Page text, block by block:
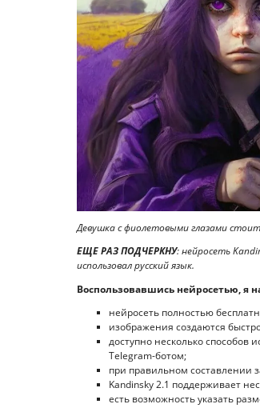
Девушка с фиолетовыми глазами
ЕЩЕ РАЗ ПОДЧЕРКНУ: нейросеть
использовал русский язык.
Воспользовавшись нейросетью, я
нейросеть полностью
изображения создаются
доступно несколько способов
Telegram-ботом;
при правильном составлении
Kandinsky 2.1 поддерживает
есть возможность указать